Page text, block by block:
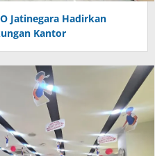
Jatinegara Hadirkan
Kantor